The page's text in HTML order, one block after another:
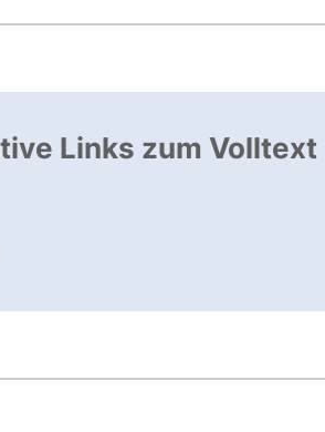
Links zum Volltext
Link, öffnet neues